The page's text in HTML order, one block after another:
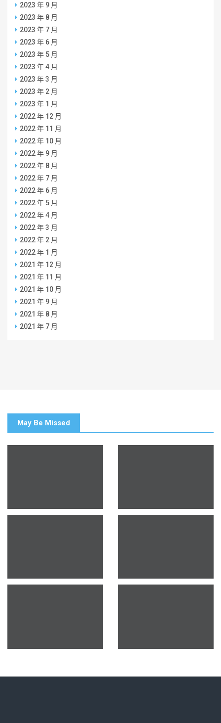
2023 年 9 月
2023 年 8 月
2023 年 7 月
2023 年 6 月
2023 年 5 月
2023 年 4 月
2023 年 3 月
2023 年 2 月
2023 年 1 月
2022 年 12 月
2022 年 11 月
2022 年 10 月
2022 年 9 月
2022 年 8 月
2022 年 7 月
2022 年 6 月
2022 年 5 月
2022 年 4 月
2022 年 3 月
2022 年 2 月
2022 年 1 月
2021 年 12 月
2021 年 11 月
2021 年 10 月
2021 年 9 月
2021 年 8 月
2021 年 7 月
May Be Missed